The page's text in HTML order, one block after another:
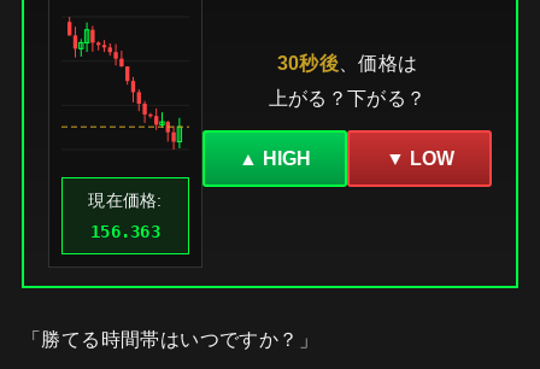
現在価格:
156.363
30秒後 、価格は
上がる？下がる？
▲ HIGH ▼ LOW
「勝てる時間帯はいつですか？」